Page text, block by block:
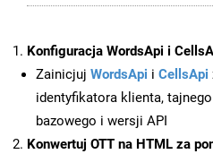
Konfiguracja WordsApi i
Zainicjuj WordsApi i CellsApi
identyfikatora klienta,
bazowego i wersji API
Konwertuj OTT na HTML za